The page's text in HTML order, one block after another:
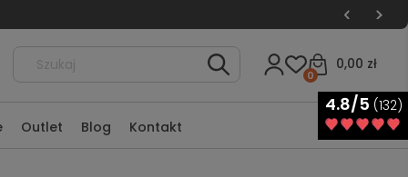
0,00 zł
0
Outlet Blog Kontakt
4.8/5 (132)